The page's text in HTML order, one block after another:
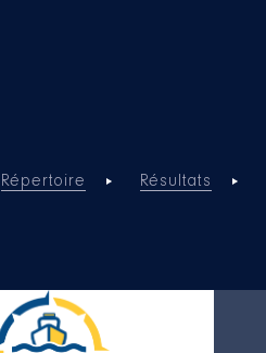
Répertoire Résultats